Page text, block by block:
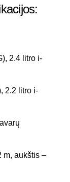
2.4 litro i-
2.2 litro i-
m, aukštis –